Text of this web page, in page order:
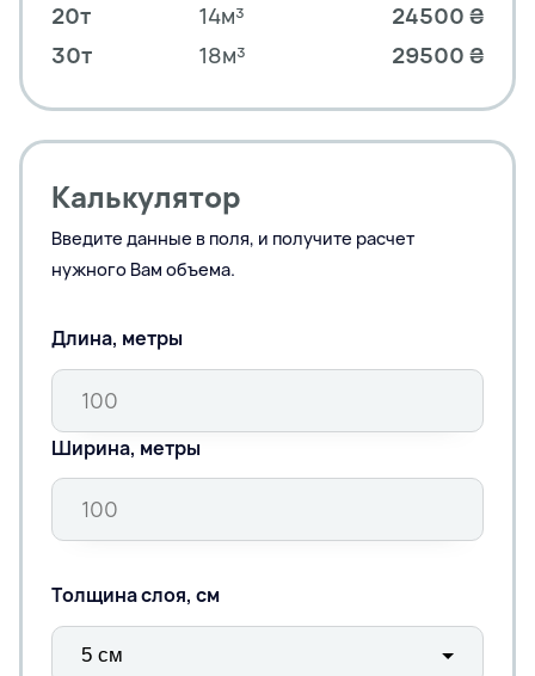
20т
14м³
24500 ₴
30т
18м³ 29500 ₴
Калькулятор
Введите данные в поля, и получите расчет
нужного Вам объема.
Длина, метры
Ширина, метры
Толщина слоя, см